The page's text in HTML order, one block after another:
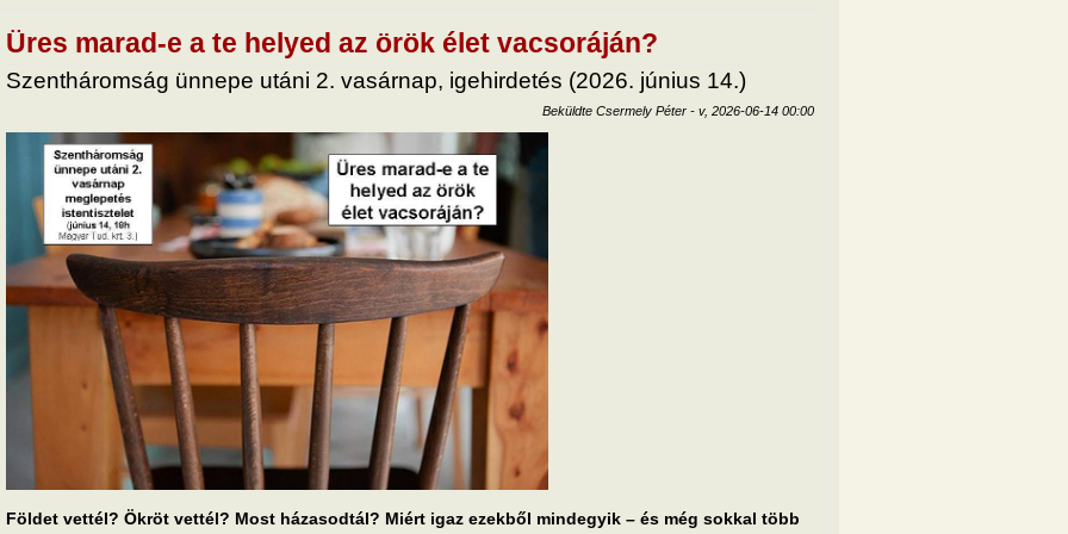
Üres marad-e a te helyed az örök élet vacsoráján?
Szentháromság ünnepe utáni 2. vasárnap, igehirdetés (2026. június 14.)
Beküldte Csermely Péter - v, 2026-06-14 00:00
Földet vettél? Ökröt vettél? Most házasodtál? Miért igaz ezekből mindegyik – és még sokkal több